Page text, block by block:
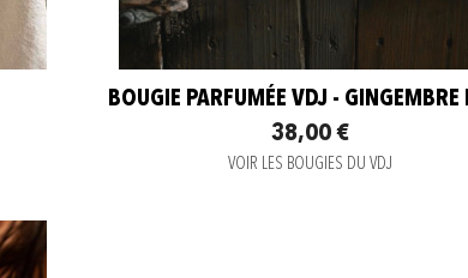
BOUGIE PARFUMÉE VDJ - GINGEMBRE
38,00 €
VOIR LES BOUGIES DU VDJ